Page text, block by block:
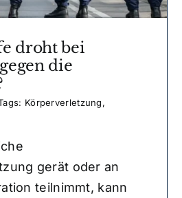
droht bei
die
Körperverletzung,
gerät oder an
teilnimmt, kann